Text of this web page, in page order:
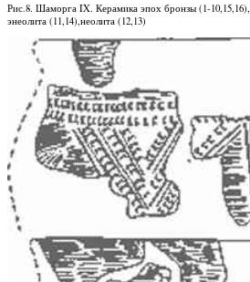
Рис.8. Шаморга IX. Керамика эпох бронзы (1-10,15,16),
энеолита (11,14),неолита (12,13)